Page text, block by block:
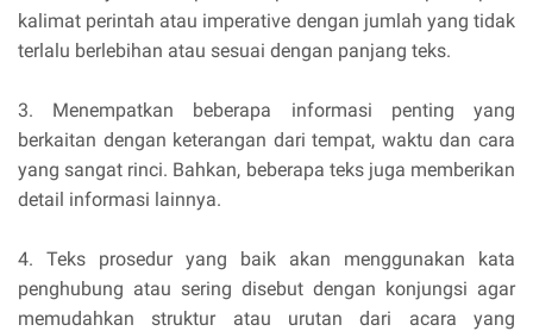
kalimat perintah atau imperative dengan jumlah yang tidak
terlalu berlebihan atau sesuai dengan panjang teks.
3.
Menempatkan beberapa informasi penting yang
berkaitan dengan keterangan dari tempat, waktu dan cara
yang sangat rinci. Bahkan, beberapa teks juga memberikan
detail informasi lainnya.
4.
Teks prosedur yang baik akan menggunakan kata
penghubung atau sering disebut dengan konjungsi agar
memudahkan struktur atau urutan dari acara yang